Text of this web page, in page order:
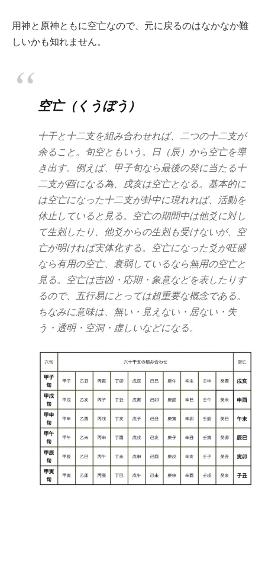
用神と原神ともに空亡なので、元に戻るのはなかなか難
しいかも知れません。
空亡（くうぼう）
十干と十二支を組み合わせれば、二つの十二支が
余ること。旬空ともいう。日（辰）から空亡を導
き出す。例えば、甲子旬なら最後の癸に当たる十
二支が酉になる為、戌亥は空亡となる。基本的に
は空亡になった十二支が卦中に現れれば、活動を
休止していると見る。空亡の期間中は他爻に対し
て生剋したり、他爻からの生剋も受けないが、空
亡が明ければ実体化する。空亡になった爻が旺盛
なら有用の空亡、衰弱しているなら無用の空亡と
見る。空亡は吉凶・応期・象意などを表したりす
るので、五行易にとっては超重要な概念である。
ちなみに意味は、無い・見えない・居ない・失
う・透明・空洞・虚しいなどになる。